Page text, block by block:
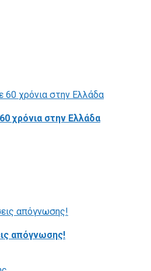
χρόνια στην Ελλάδα
απόγνωσης!